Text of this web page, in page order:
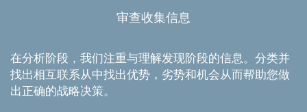
审查收集信息
在分析阶段，我们注重与理解发现阶段的信息。分类并
找出相互联系从中找出优势，劣势和机会从而帮助您做
出正确的战略决策。